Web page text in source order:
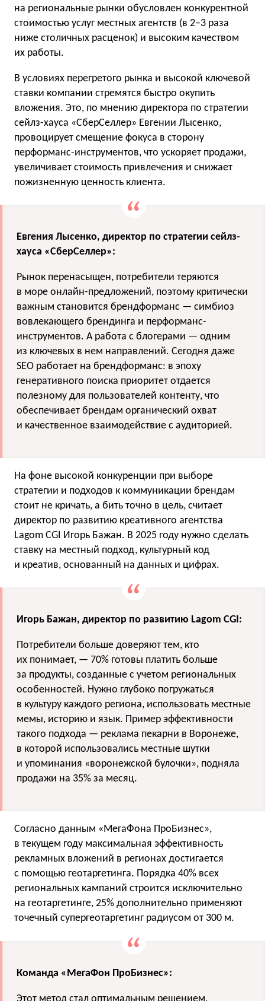
на региональные рынки обусловлен конкурентной
стоимостью услуг местных агентств (в 2−3 раза
ниже столичных расценок) и высоким качеством
их работы.
В условиях перегретого рынка и высокой ключевой
ставки компании стремятся быстро окупить
вложения. Это, по мнению директора по стратегии
сейлз-хауса «СберСеллер» Евгении Лысенко,
провоцирует смещение фокуса в сторону
перформанс-инструментов, что ускоряет продажи,
увеличивает стоимость привлечения и снижает
пожизненную ценность клиента.
Евгения Лысенко, директор по стратегии сейлз-
хауса «СберСеллер»:
Рынок перенасыщен, потребители теряются
в море онлайн-предложений, поэтому критически
важным становится брендформанс — симбиоз
вовлекающего брендинга и перформанс-
инструментов. А работа с блогерами — одним
из ключевых в нем направлений. Сегодня даже
SEO работает на брендформанс: в эпоху
генеративного поиска приоритет отдается
полезному для пользователей контенту, что
обеспечивает брендам органический охват
и качественное взаимодействие с аудиторией.
На фоне высокой конкуренции при выборе
стратегии и подходов к коммуникации брендам
стоит не кричать, а бить точно в цель, считает
директор по развитию креативного агентства
Lagom CGI Игорь Бажан. В 2025 году нужно сделать
ставку на местный подход, культурный код
и креатив, основанный на данных и цифрах.
Игорь Бажан, директор по развитию Lagom CGI:
Потребители больше доверяют тем, кто
их понимает, — 70% готовы платить больше
за продукты, созданные с учетом региональных
особенностей. Нужно глубоко погружаться
в культуру каждого региона, использовать местные
мемы, историю и язык. Пример эффективности
такого подхода — реклама пекарни в Воронеже,
в которой использовались местные шутки
и упоминания «воронежской булочки», подняла
продажи на 35% за месяц.
Согласно данным «МегаФона ПроБизнес»,
в текущем году максимальная эффективность
рекламных вложений в регионах достигается
с помощью геотаргетинга. Порядка 40% всех
региональных кампаний строится исключительно
на геотаргетинге, 25% дополнительно применяют
точечный супергеотаргетинг радиусом от 300 м.
Команда «МегаФон ПроБизнес»:
Этот метод стал оптимальным решением,